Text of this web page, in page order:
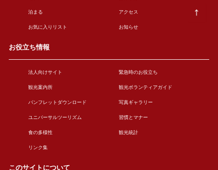
泊まる アクセス
お気に入りリスト お知らせ
お役立ち情報
法人向けサイト 緊急時のお役立ち
観光案内所 観光ボランティアガイド
パンフレットダウンロード 写真ギャラリー
ユニバーサルツーリズム 習慣とマナー
食の多様性 観光統計
リンク集
このサイトについて